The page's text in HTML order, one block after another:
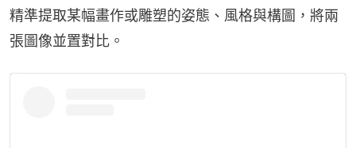
精準提取某幅畫作或雕塑的姿態、風格與構圖，將兩
張圖像並置對比。